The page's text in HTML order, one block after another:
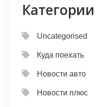
Категории
Uncategorised
Куда поехать
Новости авто
Новости плюс